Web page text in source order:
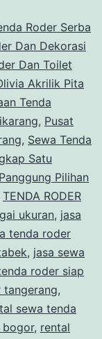
Roder Serba
Dan Dekorasi
Dan Toilet
Akrilik Pita
Tenda
, Pusat
, Sewa Tenda
Satu
Pilihan
TENDA RODER
ukuran, jasa
tenda roder
, jasa sewa
roder siap
tangerang,
sewa tenda
bogor, rental